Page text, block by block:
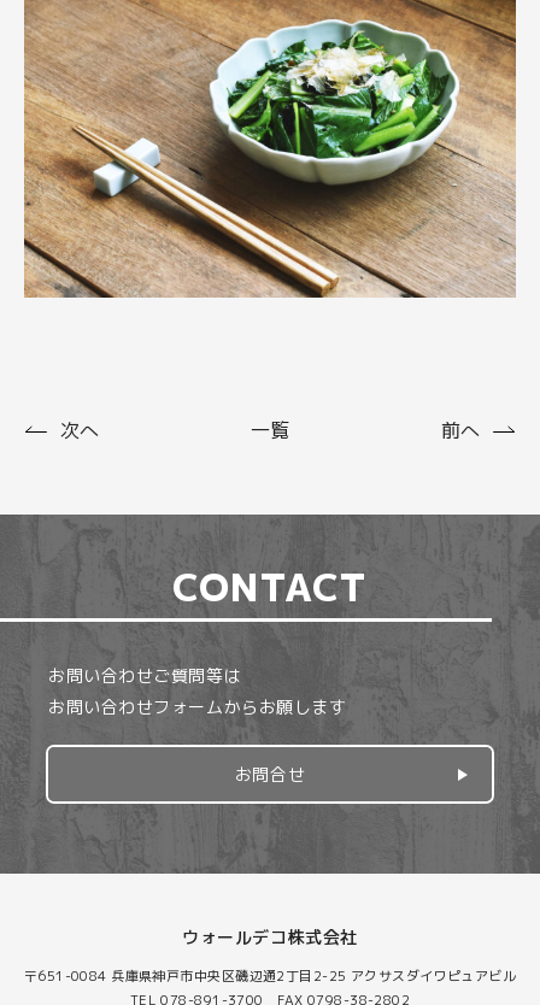
次へ 一覧 前へ
CONTACT
お問い合わせご質問等は
お問い合わせフォームからお願します
お問合せ
ウォールデコ株式会社
〒651-0084 兵庫県神戸市中央区磯辺通2丁目2-25 アクサスダイワピュアビル
TEL 078-891-3700 FAX 0798-38-2802